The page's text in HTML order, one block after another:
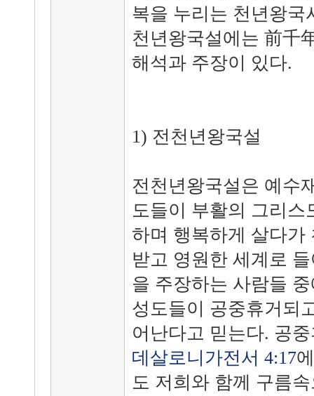
복을 누리는 천년왕국
천년왕국설에는 前千
해석과 주장이 있다.
1) 전천년왕국설
전천년왕국설은 예수
도들이 부활의 그리스
하며 행복하게 살다가
받고 영원한 세계로
을 주장하는 사람들
성도들이 공중휴거되
어난다고 믿는다. 공
데살로니가전서 4:17
도 저희와 함께 구름